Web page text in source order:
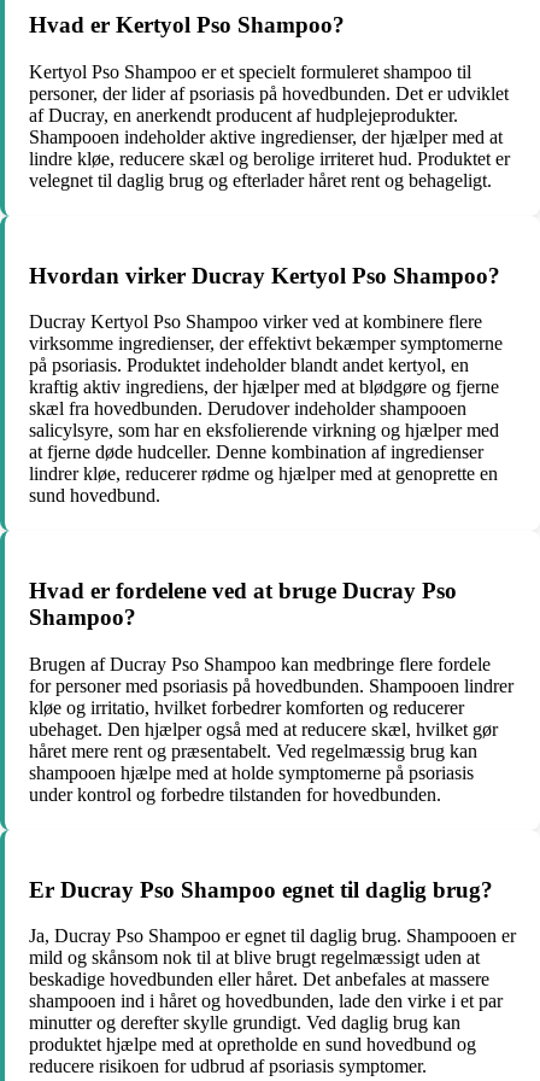
Hvad er Kertyol Pso Shampoo?
Kertyol Pso Shampoo er et specielt formuleret shampoo til
personer, der lider af psoriasis på hovedbunden. Det er udviklet
af Ducray, en anerkendt producent af hudplejeprodukter.
Shampooen indeholder aktive ingredienser, der hjælper med at
lindre kløe, reducere skæl og berolige irriteret hud. Produktet er
velegnet til daglig brug og efterlader håret rent og behageligt.
Hvordan virker Ducray Kertyol Pso Shampoo?
Ducray Kertyol Pso Shampoo virker ved at kombinere flere
virksomme ingredienser, der effektivt bekæmper symptomerne
på psoriasis. Produktet indeholder blandt andet kertyol, en
kraftig aktiv ingrediens, der hjælper med at blødgøre og fjerne
skæl fra hovedbunden. Derudover indeholder shampooen
salicylsyre, som har en eksfolierende virkning og hjælper med
at fjerne døde hudceller. Denne kombination af ingredienser
lindrer kløe, reducerer rødme og hjælper med at genoprette en
sund hovedbund.
Hvad er fordelene ved at bruge Ducray Pso
Shampoo?
Brugen af Ducray Pso Shampoo kan medbringe flere fordele
for personer med psoriasis på hovedbunden. Shampooen lindrer
kløe og irritatio, hvilket forbedrer komforten og reducerer
ubehaget. Den hjælper også med at reducere skæl, hvilket gør
håret mere rent og præsentabelt. Ved regelmæssig brug kan
shampooen hjælpe med at holde symptomerne på psoriasis
under kontrol og forbedre tilstanden for hovedbunden.
Er Ducray Pso Shampoo egnet til daglig brug?
Ja, Ducray Pso Shampoo er egnet til daglig brug. Shampooen er
mild og skånsom nok til at blive brugt regelmæssigt uden at
beskadige hovedbunden eller håret. Det anbefales at massere
shampooen ind i håret og hovedbunden, lade den virke i et par
minutter og derefter skylle grundigt. Ved daglig brug kan
produktet hjælpe med at opretholde en sund hovedbund og
reducere risikoen for udbrud af psoriasis symptomer.